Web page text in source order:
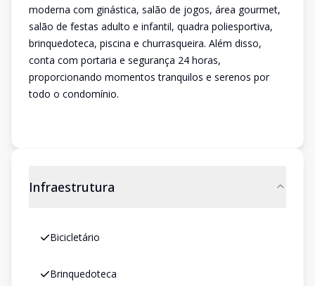
moderna com ginástica, salão de jogos, área gourmet,
salão de festas adulto e infantil, quadra poliesportiva,
brinquedoteca, piscina e churrasqueira. Além disso,
conta com portaria e segurança 24 horas,
proporcionando momentos tranquilos e serenos por
todo o condomínio.
Infraestrutura
Bicicletário
Brinquedoteca